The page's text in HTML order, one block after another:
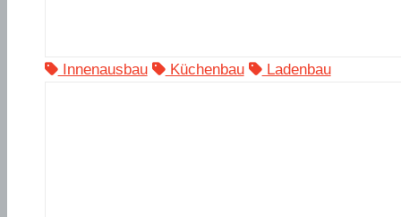
Innenausbau Küchenbau Ladenbau